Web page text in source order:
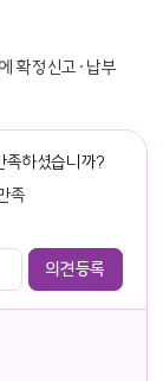
확정신고·납부
족하셨습니까?
족